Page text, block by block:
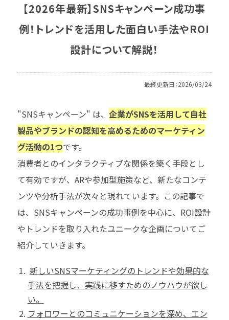
事例・実績
【2026年最新】SNSキャンペーン成功事
例！トレンドを活用した面白い手法やROI
設計について解説！
最終更新日：2026/03/24
"SNSキャンペーン" は、 企業がSNSを活用して自社
製品やブランドの認知を高めるためのマーケティン
グ活動の1つです。
消費者とのインタラクティブな関係を築く手段とし
て有効ですが、ARや参加型施策など、新たなコンテ
ンツや分析手法が次々と現れています。この記事で
は、SNSキャンペーンの成功事例を中心に、ROI設計
やトレンドを取り入れたユニークな企画についてご
紹介していきます。
新しいSNSマーケティングのトレンドや効果的な
手法を把握し、実践に移すためのノウハウが欲し
い。
フォロワーとのコミュニケーションを深め、エン